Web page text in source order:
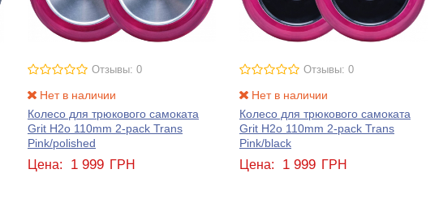
Отзывы: 0
Нет в наличии
Колесо для трюкового самоката
Grit H2o 110mm 2-pack Trans
Pink/polished
Цена: 1 999 ГРН
Отзывы: 0
Нет в наличии
Колесо для трюкового самоката
Grit H2o 110mm 2-pack Trans
Pink/black
Цена: 1 999 ГРН